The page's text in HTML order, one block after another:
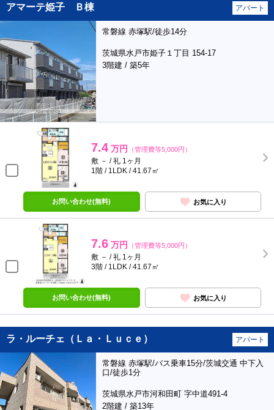
アマーテ姫子 Ｂ棟 アパート
常磐線 赤塚駅/徒歩14分
茨城県水戸市姫子１丁目 154-17
3階建 / 築5年
7.4 万円 （管理費等5,000円）
敷 － / 礼 1ヶ月
1階 / 1LDK / 41.67㎡
お問い合わせ(無料) お気に入り
7.6 万円 （管理費等5,000円）
敷 － / 礼 1ヶ月
3階 / 1LDK / 41.67㎡
お問い合わせ(無料) お気に入り
ラ・ルーチェ（Ｌａ・Ｌｕｃｅ） アパート
常磐線 赤塚駅/バス乗車15分/茨城交通 中下入
口/徒歩1分
茨城県水戸市河和田町 字中道491-4
2階建 / 築13年